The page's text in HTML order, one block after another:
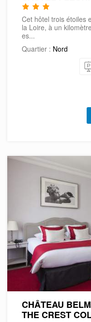
Cet hôtel trois étoiles
la Loire, à un
es...
Quartier : Nord
CHÂTEAU
THE CREST